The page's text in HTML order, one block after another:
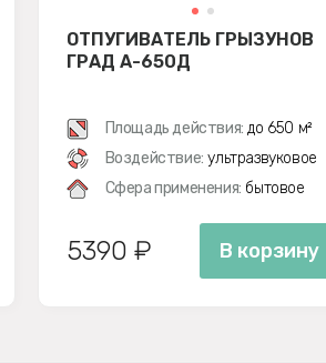
ОТПУГИВАТЕЛЬ ГРЫЗУНОВ
ГРАД А-650Д
Площадь действия: до 650 м²
Воздействие: ультразвуковое
Сфера применения: бытовое
5390 ₽ В корзину